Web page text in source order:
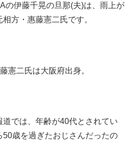
の伊藤千晃の旦那(夫)は、雨上が
方・惠藤憲二氏です。
憲二氏は大阪府出身。
では、年齢が40代とされてい
50歳を過ぎたおじさんだったの